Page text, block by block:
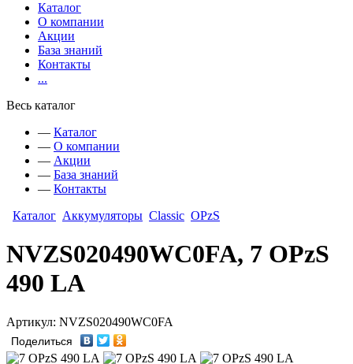
Каталог
О компании
Акции
База знаний
Контакты
...
Весь каталог
— Каталог
— О компании
— Акции
— База знаний
— Контакты
Каталог Аккумуляторы Classic OPzS
NVZS020490WC0FA, 7 OPzS
490 LA
Артикул: NVZS020490WC0FA
Поделиться